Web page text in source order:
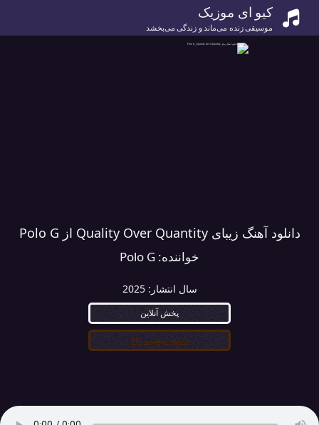
کیو ای موزیک
موسیقی زنده می‌ماند و زندگی می‌بخشد
دانلود آهنگ زیبای Quality Over Quantity از Polo G
خواننده: Polo G
سال انتشار:2025
پخش آنلاین
دانلود کیفیت ۳۲۰